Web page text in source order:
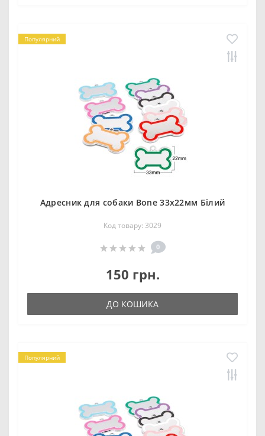
Популярний
Адресник для собаки Bone 33x22мм Білий
Код товару: 3029
0
150 грн.
ДО КОШИКА
Популярний